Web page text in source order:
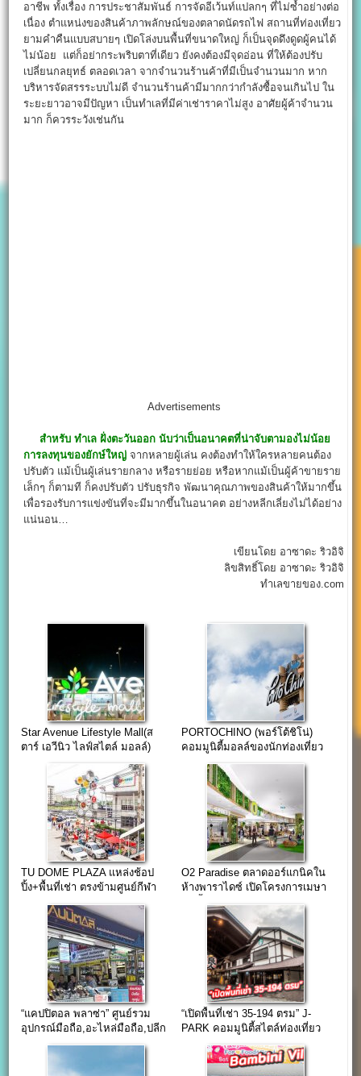
อาชีพ ทั้งเรื่อง การประชาสัมพันธ์ การจัดอีเว้นท์แปลกๆ ที่ไม่ซ้ำอย่างต่อ
เนื่อง ตำแหน่งของสินค้าภาพลักษณ์ของตลาดนัดรถไฟ สถานที่ท่องเที่ยว
ยามคำคืนแบบสบายๆ เปิดโล่งบนพื้นที่ขนาดใหญ่ ก็เป็นจุดดึงดูดผู้คนได้
ไม่น้อย แต่ก็อย่ากระพริบตาที่เดียว ยังคงต้องมีจุดอ่อน ที่ให้ต้องปรับ
เปลี่ยนกลยุทธ์ ตลอดเวลา จากจำนวนร้านค้าที่มีเป็นจำนวนมาก หาก
บริหารจัดสรรระบบไม่ดี จำนวนร้านค้ามีมากกว่ากำลังซื้อจนเกินไป ใน
ระยะยาวอาจมีปัญหา เป็นทำเลที่มีค่าเช่าราคาไม่สูง อาศัยผู้ค้าจำนวน
มาก ก็ควรระวังเช่นกัน
Advertisements
สำหรับ ทำเล ฝั่งตะวันออก นับว่าเป็นอนาคตที่น่าจับตามองไม่น้อย
การลงทุนของยักษ์ใหญ่ จากหลายผู้เล่น คงต้องทำให้ใครหลายคนต้อง
ปรับตัว แม้เป็นผู้เล่นรายกลาง หรือรายย่อย หรือหากแม้เป็นผู้ค้าขายราย
เล็กๆ ก็ตามที ก็คงปรับตัว ปรับธุรกิจ พัฒนาคุณภาพของสินค้าให้มากขึ้น
เพื่อรองรับการแข่งขันที่จะมีมากขึ้นในอนาคต อย่างหลีกเลี่ยงไม่ได้อย่าง
แน่นอน…
เขียนโดย อาซาดะ ริวอิจิ
ลิขสิทธิ์โดย อาซาดะ ริวอิจิ
ทำเลขายของ.com
Star Avenue Lifestyle Mall(ส
ตาร์ เอวีนิว ไลฟ์สไตล์ มอลล์)
PORTOCHINO (พอร์โต้ชิโน่)
คอมมูนิตี้มอลล์ของนักท่องเที่ยว
TU DOME PLAZA แหล่งช้อป
ปิ้ง+พื้นที่เช่า ตรงข้ามศูนย์กีฬา
O2 Paradise ตลาดออร์แกนิคใน
ห้างพาราไดซ์ เปิดโครงการเมษา
“แคปปิตอล พลาซ่า” ศูนย์รวม
อุปกรณ์มือถือ,อะไหล่มือถือ,ปลีก
และส่ง ใจกลางย่านคลองถม
เสือป่า
“เปิดพื้นที่เช่า 35-194 ตรม” J-
PARK คอมมูนิตี้สไตล์ท่องเที่ยว